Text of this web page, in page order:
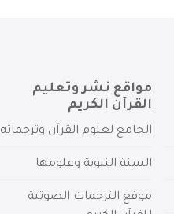
مواقع نشر وتعليم
القرآن الكريم
الجامع لعلوم القرآن وترجماته
السنة النبوية وعلومها
موقع الترجمات الصوتية